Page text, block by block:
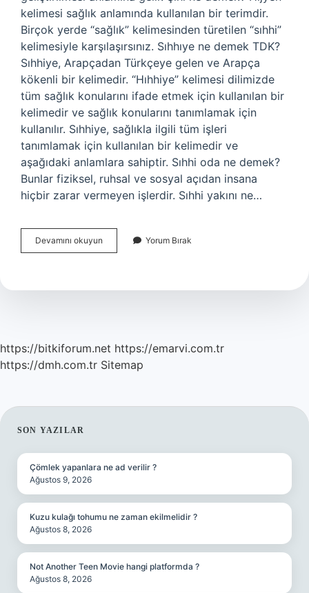
kelimesi sağlık anlamında kullanılan bir terimdir.
Birçok yerde “sağlık” kelimesinden türetilen “sıhhi”
kelimesiyle karşılaşırsınız. Sıhhıye ne demek TDK?
Sıhhiye, Arapçadan Türkçeye gelen ve Arapça
kökenli bir kelimedir. “Hıhhiye” kelimesi dilimizde
tüm sağlık konularını ifade etmek için kullanılan bir
kelimedir ve sağlık konularını tanımlamak için
kullanılır. Sıhhiye, sağlıkla ilgili tüm işleri
tanımlamak için kullanılan bir kelimedir ve
aşağıdaki anlamlara sahiptir. Sıhhi oda ne demek?
Bunlar fiziksel, ruhsal ve sosyal açıdan insana
hiçbir zarar vermeyen işlerdir. Sıhhi yakını ne…
Devamını okuyun
Nasıl
Yorum Bırak
https://bitkiforum.net https://emarvi.com.tr
https://dmh.com.tr Sitemap
SIDEBAR
SON YAZILAR
Çömlek yapanlara ne ad verilir ?
Ağustos 9, 2026
Kuzu kulağı tohumu ne zaman ekilmelidir ?
Ağustos 8, 2026
Not Another Teen Movie hangi platformda ?
Ağustos 8, 2026